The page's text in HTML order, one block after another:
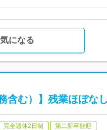
気になる
含む）】残業ほぼな
完全週休2日制 第二新卒歓迎